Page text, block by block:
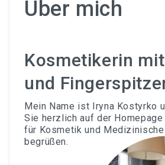
Über mich
Kosmetikerin
und
Mein Name ist Iryna Kostyrko
Sie herzlich auf der
für Kosmetik und
begrüßen.